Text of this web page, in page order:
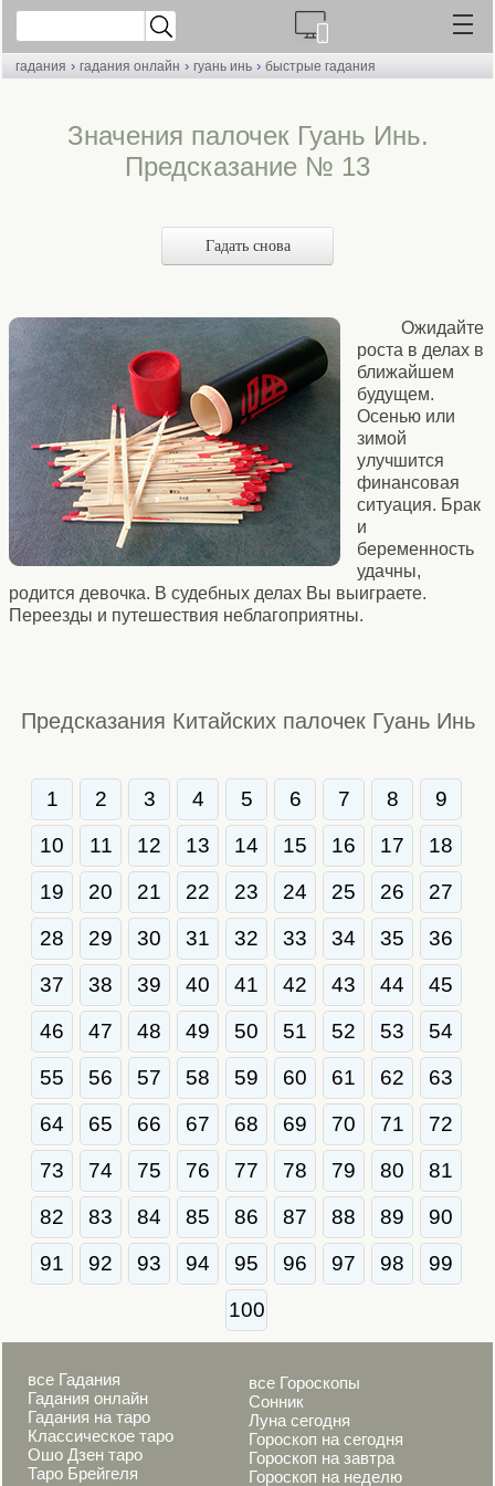
гадания › гадания онлайн › гуань инь › быстрые гадания
Значения палочек Гуань Инь.
Предсказание № 13
Гадать снова
Ожидайте
роста в делах в
ближайшем
будущем.
Осенью или
зимой
улучшится
финансовая
ситуация. Брак
и
беременность
удачны,
родится девочка. В судебных делах Вы выиграете.
Переезды и путешествия неблагоприятны.
Предсказания Китайских палочек Гуань Инь
1 2 3 4 5 6 7 8
9
10
11 12 13 14 15 16 17
18
19
20 21 22 23 24 25 26
27
28
29 30 31 32 33 34 35
36
37
38 39 40 41 42 43 44
45
46
47 48 49 50 51 52 53
54
55
56 57 58 59 60 61 62
63
64
65 66 67 68 69 70 71
72
73
74 75 76 77 78 79 80
81
82
83 84 85 86 87 88 89
90
91
92 93 94 95 96 97 98
99
100
все Гадания
Гадания онлайн
Гадания на таро
Классическое таро
Ошо Дзен таро
Таро Брейгеля
все Гороскопы
Сонник
Луна сегодня
Гороскоп на сегодня
Гороскоп на завтра
Гороскоп на неделю